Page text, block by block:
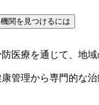
関を見つけるには
医療を通じて、地
管理から専門的な